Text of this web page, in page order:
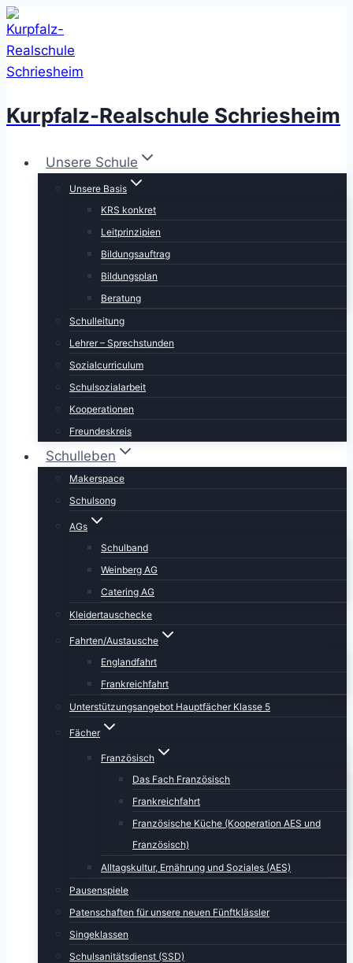
Zum
Inhalt
springen
Kurpfalz-Realschule Schriesheim
Unsere Schule
Unsere Basis
KRS konkret
Leitprinzipien
Bildungsauftrag
Bildungsplan
Beratung
Schulleitung
Lehrer – Sprechstunden
Sozialcurriculum
Schulsozialarbeit
Kooperationen
Freundeskreis
Schulleben
Makerspace
Schulsong
AGs
Schulband
Weinberg AG
Catering AG
Kleidertauschecke
Fahrten/Austausche
Englandfahrt
Frankreichfahrt
Unterstützungsangebot Hauptfächer Klasse 5
Fächer
Französisch
Das Fach Französisch
Frankreichfahrt
Französische Küche (Kooperation AES und
Französisch)
Alltagskultur, Ernährung und Soziales (AES)
Pausenspiele
Patenschaften für unsere neuen Fünftklässler
Singeklassen
Schulsanitätsdienst (SSD)